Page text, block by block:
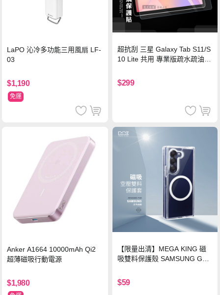
LaPO 沁冷多功能三用風扇 LF-
03
$1,190
免運
超抗刮 三星 Galaxy Tab S11/S
10 Lite 共用 專業版疏水疏油9
$299
Anker A1664 10000mAh Qi2
超薄磁吸行動電源
$1,980
【限量出清】MEGA KING 磁
吸雙料保護殼 SAMSUNG Gala
$59